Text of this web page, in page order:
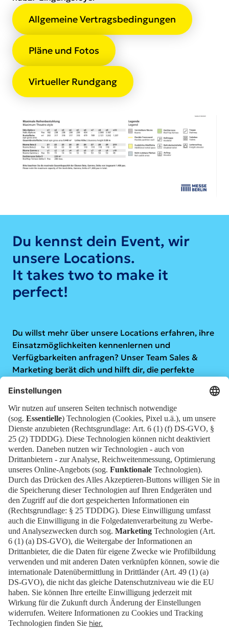
Allgemeine Vertragsbedingungen
Pläne und Fotos
Virtueller Rundgang
Du kennst dein Event, wir
unsere Locations.
It takes two to make it
perfect!
Du willst mehr über unsere Locations erfahren, ihre
Einsatzmöglichkeiten kennenlernen und
Verfügbarkeiten anfragen? UnserTeam Sales &
Marketing berät dich und hilft dir, die perfekte
Kontaktiere uns Zum Team
PresseKarriere
EN
KontaktImpressumDatenschutz
CookiesBarrierefrei